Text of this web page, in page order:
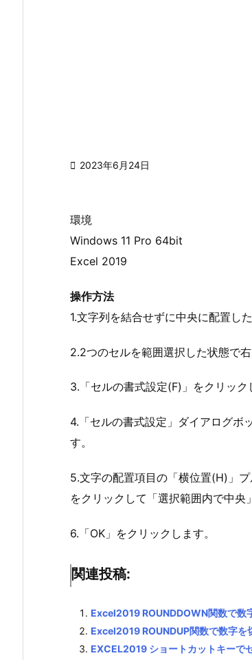
 2023年6月24日
環境
Windows 11 Pro 64bit
Excel 2019
操作方法
1.文字列を結合せずに中央に配置し
2.2つのセルを範囲選択した状態で
3.「セルの書式設定(F)」をクリック
4.「セルの書式設定」ダイアログボ
す。
5.文字の配置項目の「横位置(H)」
をクリックして「選択範囲内で中央
6.「OK」をクリックします。
関連投稿:
Excel2019 ROUNDDOWN関数で数
Excel2019 ROUNDUP関数で数字を
EXCEL2019 ショートカットキーで